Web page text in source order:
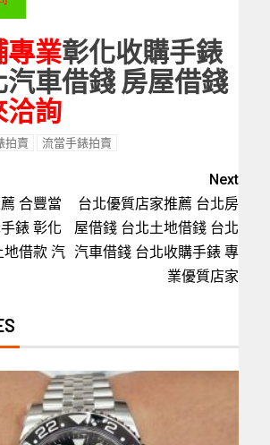
專業彰化收購手錶
汽車借錢 房屋借錢
洽詢
拍賣 流當手錶拍賣
合豐當
錶 彰化
地借款 汽
Next
台北優質店家推薦 台北房
屋借錢 台北土地借錢 台北
汽車借錢 台北收購手錶 專
業優質店家